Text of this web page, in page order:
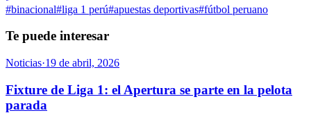
#binacional#liga 1 perú#apuestas deportivas#fútbol peruano
Te puede interesar
Noticias·19 de abril, 2026
Fixture de Liga 1: el Apertura se parte en la pelota
parada